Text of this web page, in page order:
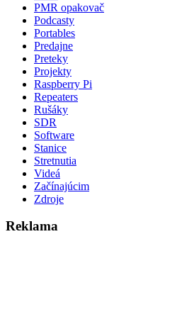
PMR opakovač
Podcasty
Portables
Predajne
Preteky
Projekty
Raspberry Pi
Repeaters
Rušáky
SDR
Software
Stanice
Stretnutia
Videá
Začínajúcim
Zdroje
Reklama